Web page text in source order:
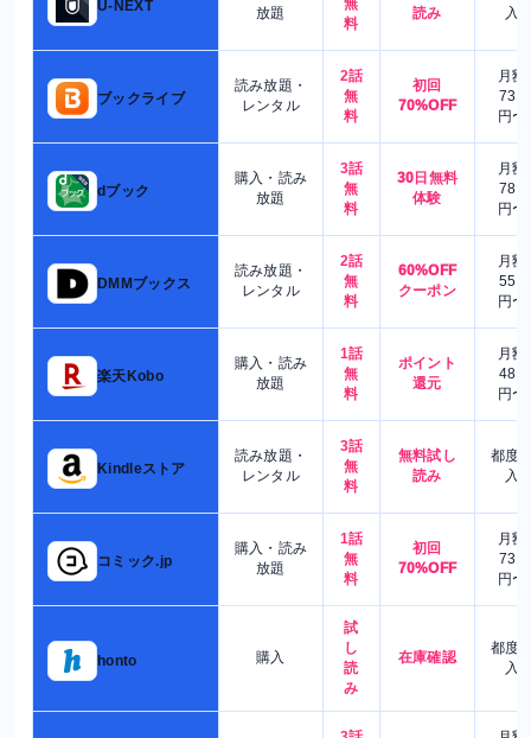
U-NEXT
放題
無
料
読み
入
ブックライブ
読み放題・
レンタル
2話
無
料
初回
70%OFF
月額
730
円〜
dブック
購入・読み
放題
3話
無
料
30日無料
体験
月額
780
円〜
DMMブックス
読み放題・
レンタル
2話
無
料
60%OFF
クーポン
月額
550
円〜
楽天Kobo
購入・読み
放題
1話
無
料
ポイント
還元
月額
480
円〜
Kindleストア
読み放題・
レンタル
3話
無
料
無料試し
読み
都度
入
コミック.jp
購入・読み
放題
1話
無
料
初回
70%OFF
月額
730
円〜
honto 購入
試
し
読
み
在庫確認
都度
入